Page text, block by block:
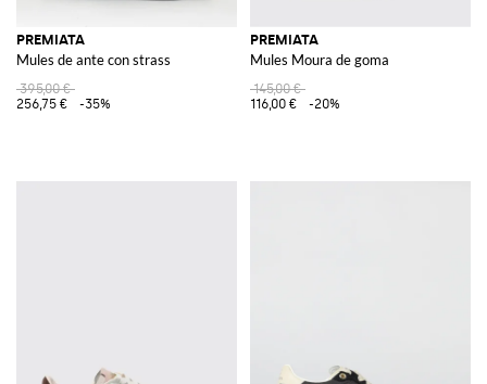
PREMIATA
Mules de ante con strass
395,00 €
256,75 €
-35%
PREMIATA
Mules Moura de goma
145,00 €
116,00 €
-20%